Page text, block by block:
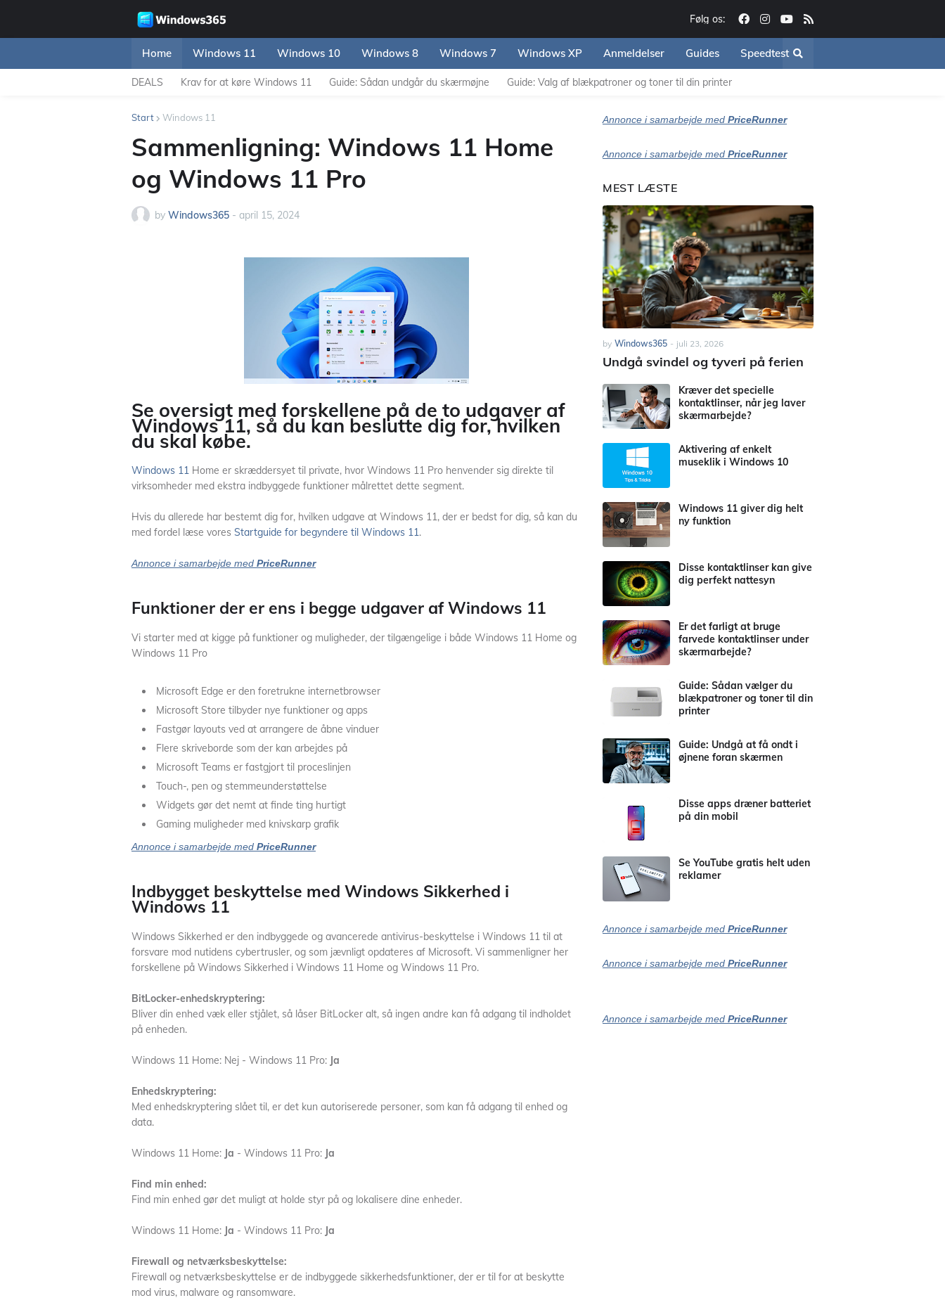
Følg os:
Home Windows 11 Windows 10 Windows 8 Windows 7 Windows XP Anmeldelser Guides Speedtest
DEALS Krav for at køre Windows 11 Guide: Sådan undgår du skærmøjne Guide: Valg af blækpatroner og toner til din printer
Start Windows 11
Sammenligning: Windows 11 Home
og Windows 11 Pro
by Windows365 - april 15, 2024
Se oversigt med forskellene på de to udgaver af
Windows 11, så du kan beslutte dig for, hvilken
du skal købe.
Windows 11 Home er skræddersyet til private, hvor Windows 11 Pro henvender sig direkte til
virksomheder med ekstra indbyggede funktioner målrettet dette segment.
Hvis du allerede har bestemt dig for, hvilken udgave at Windows 11, der er bedst for dig, så kan du
med fordel læse vores Startguide for begyndere til Windows 11.
Annonce i samarbejde med PriceRunner
Funktioner der er ens i begge udgaver af Windows 11
Vi starter med at kigge på funktioner og muligheder, der tilgængelige i både Windows 11 Home og
Windows 11 Pro
Microsoft Edge er den foretrukne internetbrowser
Microsoft Store tilbyder nye funktioner og apps
Fastgør layouts ved at arrangere de åbne vinduer
Flere skriveborde som der kan arbejdes på
Microsoft Teams er fastgjort til proceslinjen
Touch-, pen og stemmeunderstøttelse
Widgets gør det nemt at finde ting hurtigt
Gaming muligheder med knivskarp grafik
Annonce i samarbejde med PriceRunner
Indbygget beskyttelse med Windows Sikkerhed i
Windows 11
Windows Sikkerhed er den indbyggede og avancerede antivirus-beskyttelse i Windows 11 til at
forsvare mod nutidens cybertrusler, og som jævnligt opdateres af Microsoft. Vi sammenligner her
forskellene på Windows Sikkerhed i Windows 11 Home og Windows 11 Pro.
BitLocker-enhedskryptering:
Bliver din enhed væk eller stjålet, så låser BitLocker alt, så ingen andre kan få adgang til indholdet
på enheden.
Windows 11 Home: Nej - Windows 11 Pro: Ja
Enhedskryptering:
Med enhedskryptering slået til, er det kun autoriserede personer, som kan få adgang til enhed og
data.
Windows 11 Home: Ja - Windows 11 Pro: Ja
Find min enhed:
Find min enhed gør det muligt at holde styr på og lokalisere dine enheder.
Windows 11 Home: Ja - Windows 11 Pro: Ja
Firewall og netværksbeskyttelse:
Firewall og netværksbeskyttelse er de indbyggede sikkerhedsfunktioner, der er til for at beskytte
mod virus, malware og ransomware.
Annonce i samarbejde med PriceRunner
Annonce i samarbejde med PriceRunner
MEST LÆSTE
by Windows365 - juli 23, 2026
Undgå svindel og tyveri på ferien
Kræver det specielle
kontaktlinser, når jeg laver
skærmarbejde?
Aktivering af enkelt
museklik i Windows 10
Windows 11 giver dig helt
ny funktion
Disse kontaktlinser kan give
dig perfekt nattesyn
Er det farligt at bruge
farvede kontaktlinser under
skærmarbejde?
Guide: Sådan vælger du
blækpatroner og toner til din
printer
Guide: Undgå at få ondt i
øjnene foran skærmen
Disse apps dræner batteriet
på din mobil
Se YouTube gratis helt uden
reklamer
Annonce i samarbejde med PriceRunner
Annonce i samarbejde med PriceRunner
Annonce i samarbejde med PriceRunner